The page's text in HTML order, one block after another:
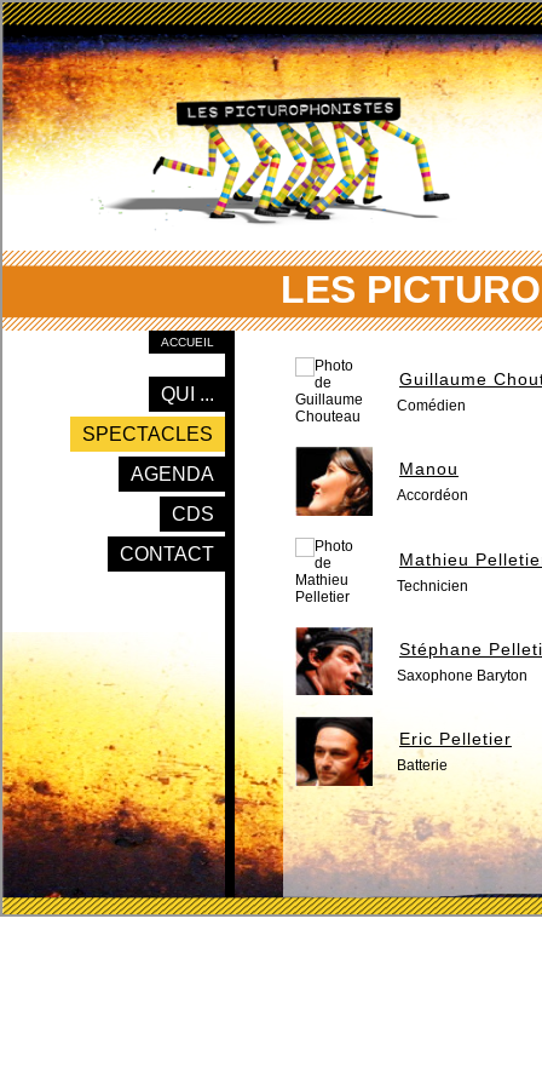
LES
ACCUEIL
QUI ...
SPECTACLES
AGENDA
CDS
CONTACT
Guillaume
Comédien
Manou
Accordéon
Mathieu
Technicien
Stéphane
Saxophone Baryton
Eric Pelletier
Batterie